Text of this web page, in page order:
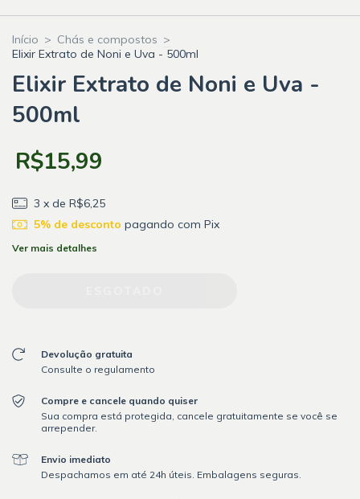
Início > Chás e compostos >
Elixir Extrato de Noni e Uva - 500ml
Elixir Extrato de Noni e Uva -
500ml
R$15,99
3 x de R$6,25
5% de desconto pagando com Pix
Ver mais detalhes
Devolução gratuita
Consulte o regulamento
Compre e cancele quando quiser
Sua compra está protegida, cancele gratuitamente se você se
arrepender.
Envio imediato
Despachamos em até 24h úteis. Embalagens seguras.